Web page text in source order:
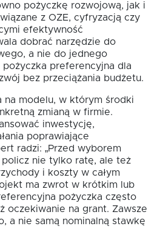
pożyczkę rozwojową, jak i
z OZE, cyfryzacją czy
efektywność
dobrać narzędzie do
a nie do jednego
preferencyjna dla
bez przeciążania budżetu.
na modelu, w którym środki
zmianą w firmie.
inwestycję,
poprawiające
radzi: „Przed wyborem
nie tylko ratę, ale też
i koszty w całym
ma zwrot w krótkim lub
pożyczka często
oczekiwanie na grant. Zawsze
a nie samą nominalną stawkę